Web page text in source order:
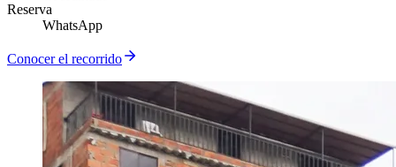
Reserva
WhatsApp
Conocer el recorrido